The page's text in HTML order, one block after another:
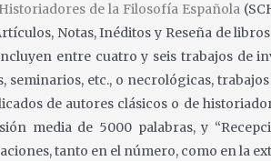
de la Filosofía Española
Notas, Inéditos y Reseña de
entre cuatro y seis trabajos de
seminarios, etc., o necrológicas,
de autores clásicos o de
media de 5000 palabras, y
tanto en el número, como en la